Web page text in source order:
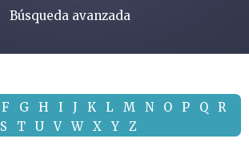
Búsqueda avanzada
F G H I J K L M N O P Q
R
S
T U V W X Y Z